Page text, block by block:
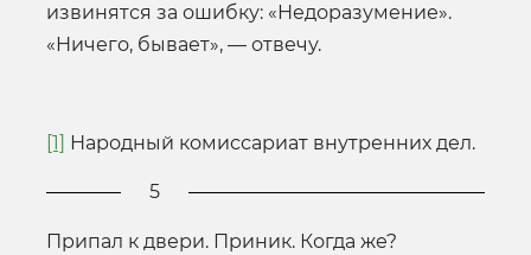
извинятся за ошибку: «Недоразумение».
«Ничего, бывает», — отвечу.
[1] Народный комиссариат внутренних дел.
5
Припал к двери. Приник. Когда же?